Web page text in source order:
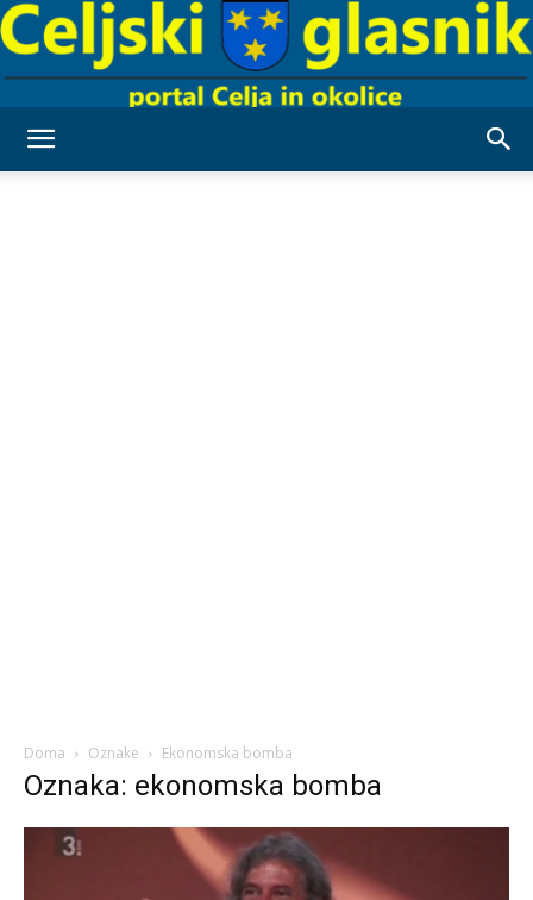
Doma Oznake Ekonomska bomba
Oznaka: ekonomska bomba